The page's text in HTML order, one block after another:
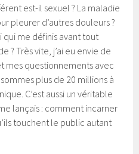
est-il sexuel ? La maladie
pleurer d’autres douleurs ?
qui me définis avant tout
? Très vite, j’ai eu envie de
mes questionnements avec
plus de 20 millions à
C’est aussi un véritable
lançais : comment incarner
touchent le public autant